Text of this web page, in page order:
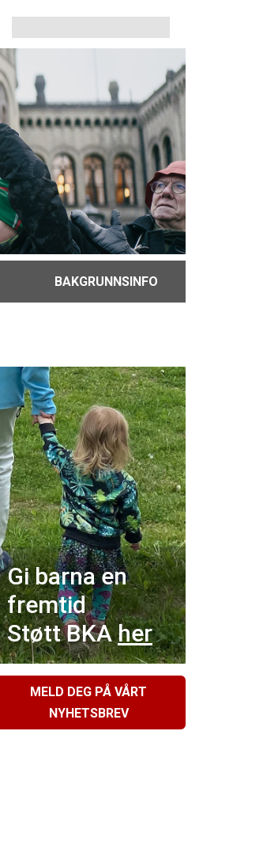
BAKGRUNNSINFO
Gi barna en
fremtid
Støtt BKAher
MELD DEG PÅ VÅRT
NYHETSBREV